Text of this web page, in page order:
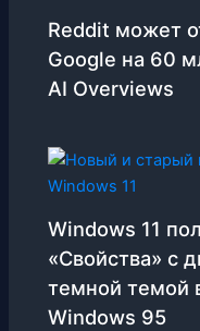
Reddit может
Google на 60
AI Overviews
Windows 11
«Свойства» с
темной темой
Windows 95